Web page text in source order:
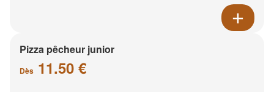
Pizza pêcheur junior
Dès 11.50 €